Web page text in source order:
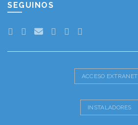
SEGUINOS
ACCESO EXTRANET
INSTALADORES